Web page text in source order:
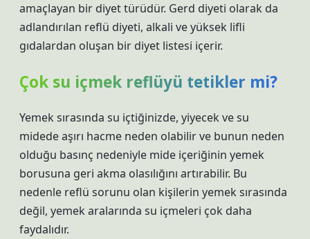
amaçlayan bir diyet türüdür. Gerd diyeti olarak da
adlandırılan reflü diyeti, alkali ve yüksek lifli
gıdalardan oluşan bir diyet listesi içerir.
Çok su içmek reflüyü tetikler mi?
Yemek sırasında su içtiğinizde, yiyecek ve su
midede aşırı hacme neden olabilir ve bunun neden
olduğu basınç nedeniyle mide içeriğinin yemek
borusuna geri akma olasılığını artırabilir. Bu
nedenle reflü sorunu olan kişilerin yemek sırasında
değil, yemek aralarında su içmeleri çok daha
faydalıdır.